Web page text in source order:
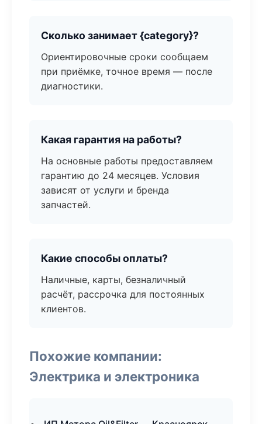
Сколько занимает {category}?
Ориентировочные сроки сообщаем
при приёмке, точное время — после
диагностики.
Какая гарантия на работы?
На основные работы предоставляем
гарантию до 24 месяцев. Условия
зависят от услуги и бренда
запчастей.
Какие способы оплаты?
Наличные, карты, безналичный
расчёт, рассрочка для постоянных
клиентов.
Похожие компании:
Электрика и электроника